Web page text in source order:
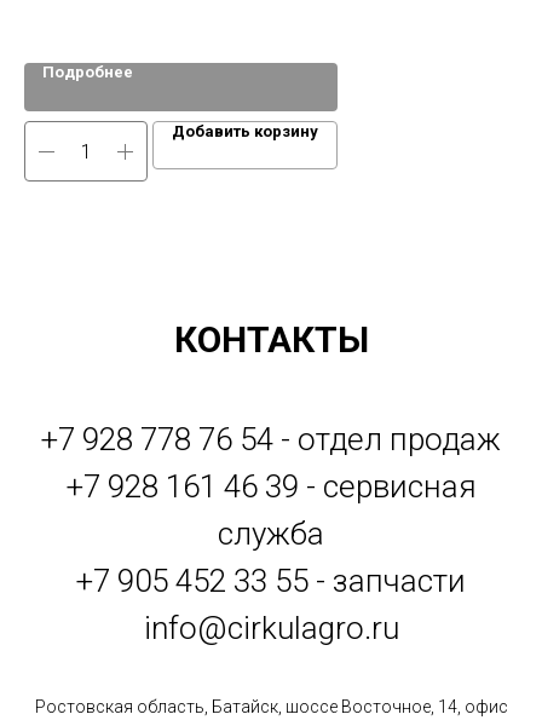
Подробнее
Добавить корзину
КОНТАКТЫ
+7 928 778 76 54 - отдел продаж
+7 928 161 46 39 - сервисная
служба
+7 905 452 33 55 - запчасти
info@cirkulagro.ru
Ростовская область, Батайск, шоссе Восточное, 14, офис